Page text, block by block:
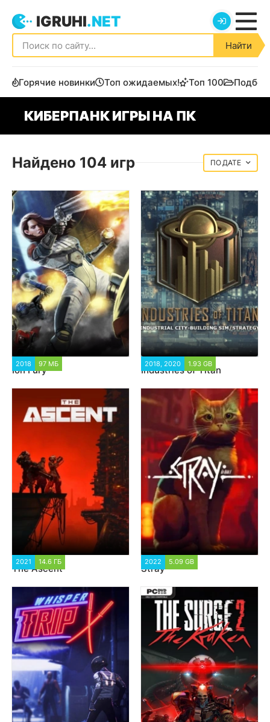
IGRUHI.NET
Найти
Горячие новинки Топ ожидаемых! Топ 100
КИБЕРПАНК ИГРЫ НА ПК
Найдено 104 игр ДАТЕ
2018 97 МБ
Ion Fury
2018, 2020 1.93 GB
Industries of Titan
2021 14.6 ГБ
The Ascent
2022 5.09 GB
Stray